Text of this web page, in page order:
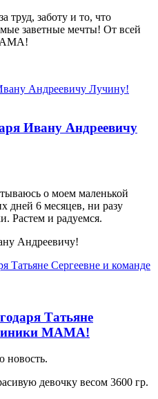
труд, заботу и то, что
заветные мечты! От всей
Ивану Андреевичу
о моем маленькой
дней 6 месяцев, ни разу
Растем и радуемся.
Андреевичу!
Татьяне
МАМА!
новость.
девочку весом 3600 гр.